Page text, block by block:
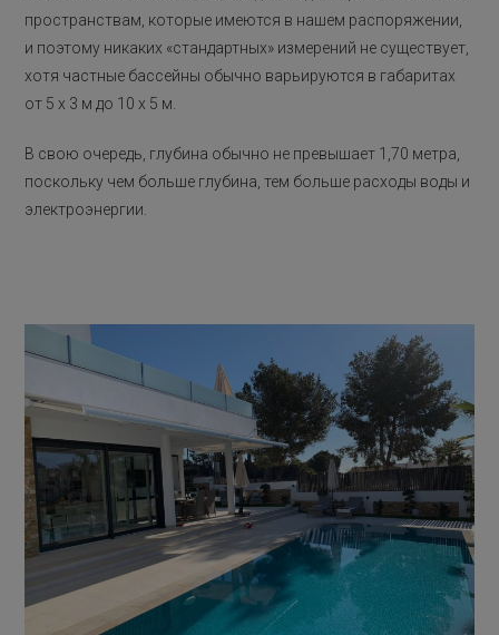
пространствам, которые имеются в нашем распоряжении,
и поэтому никаких «стандартных» измерений не существует,
хотя частные бассейны обычно варьируются в габаритах
от 5 х 3 м до 10 х 5 м.
В свою очередь, глубина обычно не превышает 1,70 метра,
поскольку чем больше глубина, тем больше расходы воды и
электроэнергии.